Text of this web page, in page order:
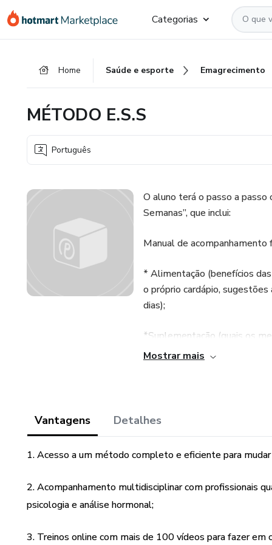
para
para
para
Categorias
Home Saúde e esporte Emagrecimento
MÉTODO E.S.S
Português
O aluno terá o passo a
Semanas”, que inclui:
Manual de
* Alimentação (benefícios
o próprio cardápio,
dias);
*Suplementação (quais os
Além de uma sequência de
olhar toda sua parte
* Psicologia (como driblar as
* Dúvidas Frequentes, dicas
Mostrar mais
Vantagens Detalhes
1. Acesso a um método completo e eficiente para
2. Acompanhamento multidisciplinar com profissionais
psicologia e análise hormonal;
3. Treinos online com mais de 100 vídeos para fazer em